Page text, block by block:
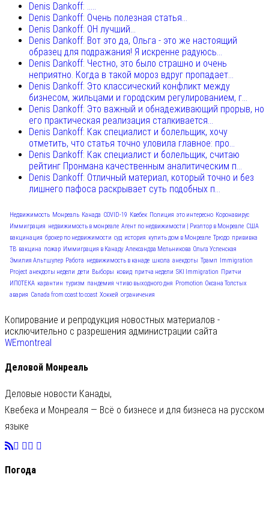
Denis Dankoff: .....
Denis Dankoff: Очень полезная статья...
Denis Dankoff: ОН лучший...
Denis Dankoff: Вот это да, Ольга - это же настоящий
образец для подражания! Я искренне радуюсь...
Denis Dankoff: Честно, это было страшно и очень
неприятно. Когда в такой мороз вдруг пропадает...
Denis Dankoff: Это классический конфликт между
бизнесом, жильцами и городским регулированием, г...
Denis Dankoff: Это важный и обнадеживающий прорыв, но
его практическая реализация сталкивается...
Denis Dankoff: Как специалист и болельщик, хочу
отметить, что статья точно уловила главное: про...
Denis Dankoff: Как специалист и болельщик, считаю
рейтинг Пронмана качественным аналитическим п...
Denis Dankoff: Отличный материал, который точно и без
лишнего пафоса раскрывает суть подобных п...
Недвижимость Монреаль Канада COVID-19 Квебек Полиция это интересно Коронавирус
Иммиграция недвижимость в монреале Агент по недвижимости | Риэлтор в Монреале США
вакцинация брокер по недвижимости суд история купить дом в Монреале Трюдо прививка
ТВ вакцина пожар Иммиграция в Канаду Александра Мельникова Ольга Успенская
Эмилия Альтшулер Работа недвижимость в канаде школа анекдоты Трамп
Immigration
Project анекдоты недели дети Выборы ковид притча недели SKI Immigration Притчи
ИПОТЕКА карантин туризм пандемия чтиво выходного дня Promotion Оксана Толстых
авария Canada from coast to coast Хоккей ограничения
Копирование и репродукция новостных материалов -
исключительно с разрешения администрации сайта
WEmontreal
Деловой Монреаль
Деловые новости Канады,
Квебека и Монреаля — Всё о бизнесе и для бизнеса на русском
языке
Погода